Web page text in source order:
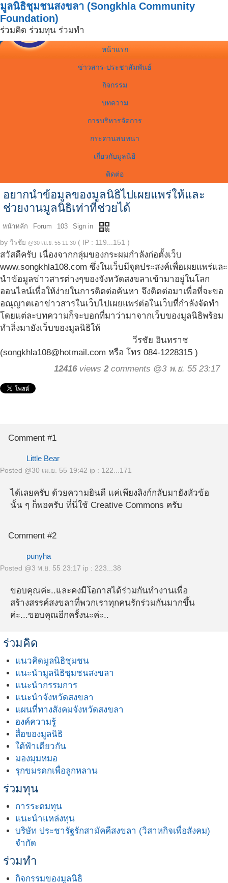
มูลนิธิชุมชนสงขลา (Songkhla Community
Foundation)
ร่วมคิด ร่วมทุน ร่วมทำ
หน้าแรก
ข่าวสาร-ประชาสัมพันธ์
กิจกรรม
บทความ
การบริหารจัดการ
กระดานสนทนา
เกี่ยวกับมูลนิธิ
ติดต่อ
อยากนำข้อมูลของมูลนิธิไปเผยแพร่ให้และ
ช่วยงานมูลนิธิเท่าที่ช่วยได้
หน้าหลัก Forum 103 Sign in qr_code
by วีรชัย @30 เม.ย. 55 11:30 ( IP : 119...151 )
สวัสดีครับ เนื่องจากกลุ่มของกระผมกำลังก่อตั้งเว็บ
www.songkhla108.com ซึ่งในเว็บมีจุดประสงค์เพื่อเผยแพร่และ
นำข้อมูลข่าวสารต่างๆของจังหวัดสงขลาเข้ามาอยู่ในโลก
ออนไลน์เพื่อให้ง่ายในการติดต่อค้นหา จึงติดต่อมาเพื่อที่จะขอ
อณุญาตเอาข่าวสารในเว็บไปเผยแพร่ต่อในเว็บที่กำลังจัดทำ
โดยแต่ละบทความก็จะบอกที่มาว่ามาจากเว็บของมูลนิธิพร้อม
ทำลิ่งมายังเว็บของมูลนิธิให้
วีรชัย อินทราช
(songkhla108@hotmail.com หรือ โทร 084-1228315 )
12416views 2comments @3 พ.ย. 55 23:17
Comment #1
Little Bear
Posted @30 เม.ย. 55 19:42 ip : 122...171
ได้เลยครับ ด้วยความยินดี แค่เพียงลิงก์กลับมายังหัวข้อ
นั้น ๆ ก็พอครับ ที่นี่ใช้ Creative Commons ครับ
Comment #2
punyha
Posted @3 พ.ย. 55 23:17 ip : 223...38
ขอบคุณค่ะ..และคงมีโอกาสได้ร่วมกันทำงานเพื่อ
สร้างสรรค์สงขลาที่พวกเราทุกคนรักร่วมกันมากขึ้น
ค่ะ...ขอบคุณอีกครั้งนะค่ะ..
ร่วมคิด
แนวคิดมูลนิธิชุมชน
แนะนำมูลนิธิชุมชนสงขลา
แนะนำกรรมการ
แนะนำจังหวัดสงขลา
แผนที่ทางสังคมจังหวัดสงขลา
องค์ความรู้
สื่อของมูลนิธิ
ใต้ฟ้าเดียวกัน
มองมุมหมอ
รุกขมรดกเพื่อลูกหลาน
ร่วมทุน
การระดมทุน
แนะนำแหล่งทุน
บริษัท ประชารัฐรักสามัคคีสงขลา (วิสาหกิจเพื่อสังคม)
จำกัด
ร่วมทำ
กิจกรรมของมูลนิธิ